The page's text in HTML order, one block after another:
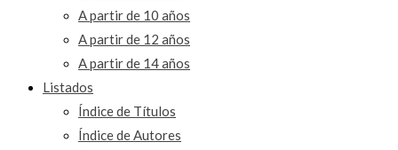
A partir de 10 años
A partir de 12 años
A partir de 14 años
Listados
Índice de Títulos
Índice de Autores